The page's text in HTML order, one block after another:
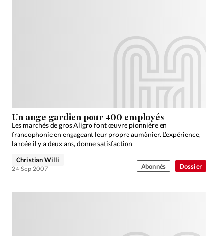
Dossier
Un ange gardien pour 400 employés
Les marchés de gros Aligro font œuvre pionnière en
francophonie en engageant leur propre aumônier. L’expérience,
lancée il y a deux ans, donne satisfaction
Christian Willi
24 Sep 2007
Abonnés